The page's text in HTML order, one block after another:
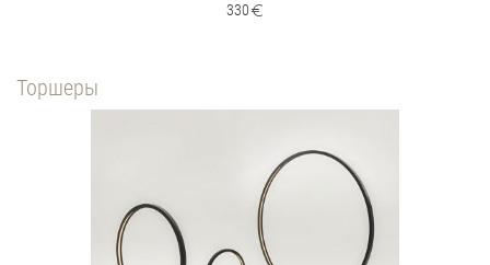
330
Торшеры